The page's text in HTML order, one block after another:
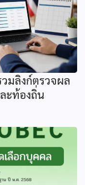
มลิงก์ตรวจผล
ะท้องถิ่น